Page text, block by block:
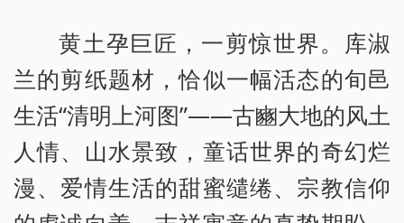
黄土孕巨匠，一剪惊世界。库淑
兰的剪纸题材，恰似一幅活态的旬邑
生活“清明上河图”——古豳大地的风土
人情、山水景致，童话世界的奇幻烂
漫、爱情生活的甜蜜缱绻、宗教信仰